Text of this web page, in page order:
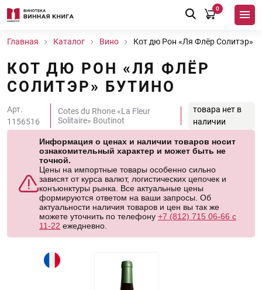
0
Главная Каталог Вино Кот дю Рон «Ля Флёр Солитэр»
КОТ ДЮ РОН «ЛЯ ФЛЁР
СОЛИТЭР» БУТИНО
Арт.
1156516
Cotes du Rhone «La Fleur
Solitaire» Boutinot
товара нет в
наличии
Информация о ценах и наличии товаров носит
ознакомительный характер и может быть не
точной.
Цены на импортные товары особенно сильно
зависят от курса валют, логистических цепочек и
конъюнктуры рынка. Все актуальные цены
формируются ответом на ваши запросы. Об
актуальности наличия товаров и цен вы так же
можете уточнить по телефону +7 (812) 715 06-66 с
11-22 ежедневно.